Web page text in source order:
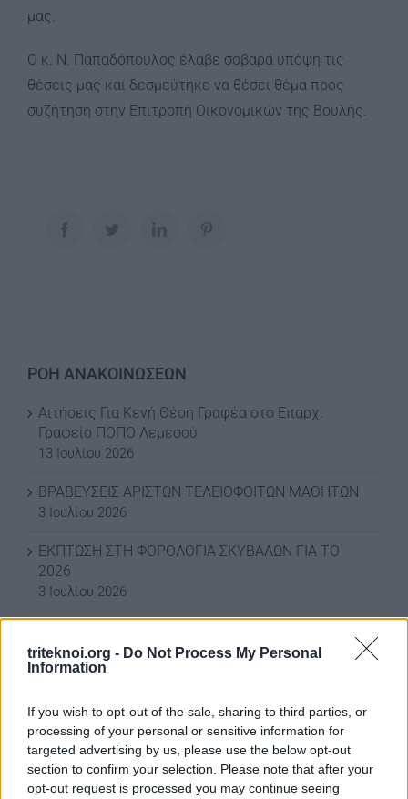
triteknoi.org - Do Not Process My Personal
Information
If you wish to opt-out of the sale, sharing to third parties, or
processing of your personal or sensitive information for
targeted advertising by us, please use the below opt-out
section to confirm your selection. Please note that after your
opt-out request is processed you may continue seeing
μας.
Ο κ. Ν. Παπαδόπουλος έλαβε σοβαρά υπόψη τις
θέσεις μας και δεσμεύτηκε να θέσει θέμα προς
συζήτηση στην Επιτροπή Οικονομικών της Βουλής.
ΡΟΗ ΑΝΑΚΟΙΝΩΣΕΩΝ
Αιτήσεις Για Κενή Θέση Γραφέα στο Επαρχ.
Γραφείο ΠΟΠΟ Λεμεσού
13 Ιουλίου 2026
ΒΡΑΒΕΥΣΕΙΣ ΑΡΙΣΤΩΝ ΤΕΛΕΙΟΦΟΙΤΩΝ ΜΑΘΗΤΩΝ
3 Ιουλίου 2026
ΕΚΠΤΩΣΗ ΣΤΗ ΦΟΡΟΛΟΓΙΑ ΣΚΥΒΑΛΩΝ ΓΙΑ ΤΟ
2026
3 Ιουλίου 2026
11 Ιουνίου 2026
8 Ιουνίου 2026
ΕΚΠΤΩΣΗ ΑΠΟ ΚΟΙΝΟΤΙΚΟ ΣΥΜΒΟΥΛΙΟ
ΜΑΡΩΝΙΟΥ
3 Ιουνίου 2026